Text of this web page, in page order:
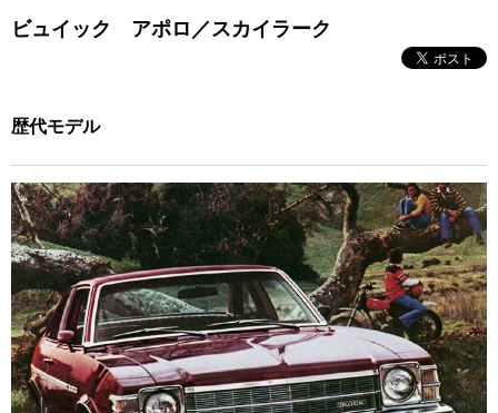
ビュイック アポロ／スカイラーク
歴代モデル